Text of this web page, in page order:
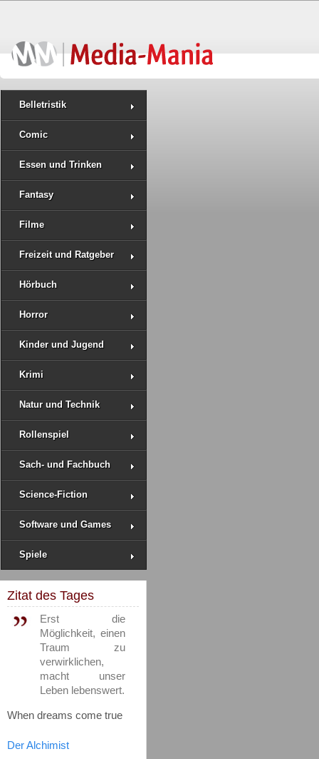
Belletristik
Comic
Essen und Trinken
Fantasy
Filme
Freizeit und Ratgeber
Hörbuch
Horror
Kinder und Jugend
Krimi
Natur und Technik
Rollenspiel
Sach- und Fachbuch
Science-Fiction
Software und Games
Spiele
Zitat des Tages
Erst die
Möglichkeit, einen
Traum zu
verwirklichen,
macht unser
Leben lebenswert.
When dreams come true
Der Alchimist